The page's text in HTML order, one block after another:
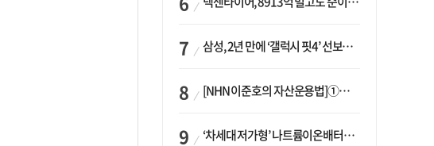
삼성, 2년 만에 ‘갤럭시 핏4’ 선보이나…웨어러블 생태계 확장 ‘시동’
[NHN 이준호의 자산운용법]①이니시오·JLC ‘부동산’-JLC파트너스 ‘투자’…“부동산 담보대출로 투자재원 확보”
‘차세대 저가형’ 나트륨이온배터리 시대 오나…LG화학·에코프로, 상용화 속도낸다